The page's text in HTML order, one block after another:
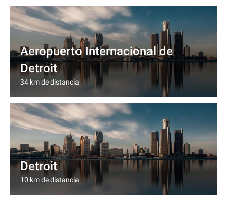
Aeropuerto Internacional de
Detroit
34 km de distancia
Detroit
10 km de distancia